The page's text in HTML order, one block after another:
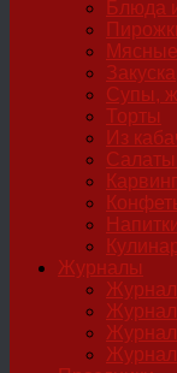
Блюда
Супы,
Торты
Из
Журналы